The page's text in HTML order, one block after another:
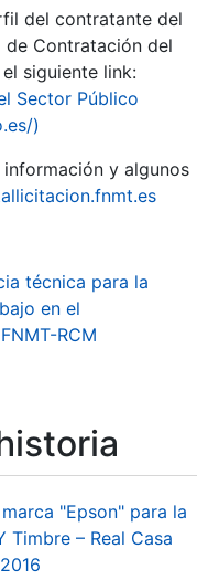
del contratante del
de Contratación del
siguiente link:
Sector Público
)
y algunos
técnica para la
en el
RCM
"Epson" para la
Timbre – Real Casa